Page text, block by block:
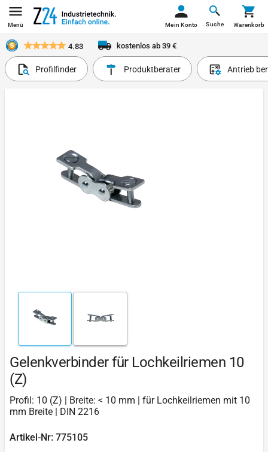
Menü Suche
Mein Konto Warenkorb
4.83 kostenlos ab 39 €
Profilfinder Produktberater Antrieb
Gelenkverbinder für Lochkeilriemen 10
(Z)
Profil: 10 (Z) | Breite: < 10 mm | für Lochkeilriemen mit 10
mm Breite | DIN 2216
Artikel-Nr: 775105